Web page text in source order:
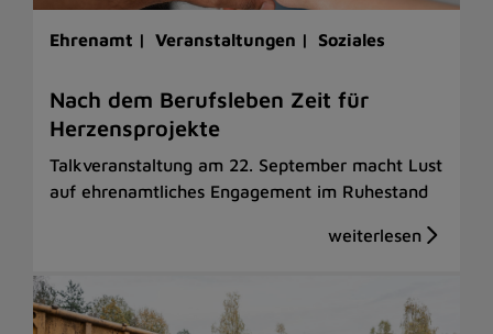
Ehrenamt | Veranstaltungen | Soziales
Nach dem Berufsleben Zeit für
Herzensprojekte
Talkveranstaltung am 22. September macht Lust
auf ehrenamtliches Engagement im Ruhestand